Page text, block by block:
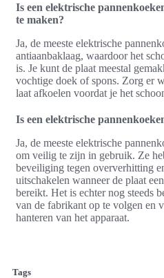
Is een elektrische
te maken?
Ja, de meeste elektrische
antiaanbaklaag, waardoor het
is. Je kunt de plaat meestal
vochtige doek of spons. Zorg er
laat afkoelen voordat je het
Is een elektrische
Ja, de meeste elektrische
om veilig te zijn in gebruik. Ze
beveiliging tegen oververhitting
uitschakelen wanneer de plaat
bereikt. Het is echter nog steeds
van de fabrikant op te volgen en
hanteren van het apparaat.
Tags